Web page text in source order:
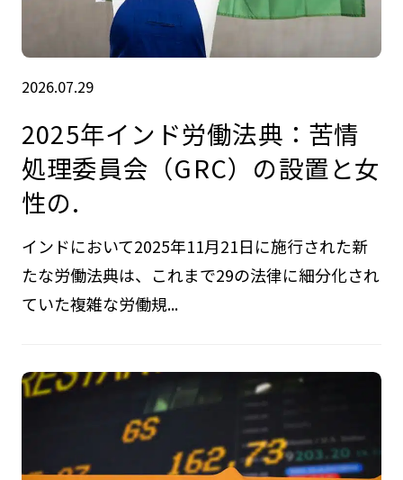
2026.07.29
2025年インド労働法典：苦情
処理委員会（GRC）の設置と女
性の.
インドにおいて2025年11月21日に施行された新
たな労働法典は、これまで29の法律に細分化され
ていた複雑な労働規...